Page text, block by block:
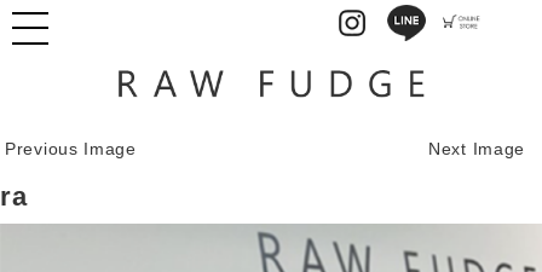
Previous Image Next Image
ra